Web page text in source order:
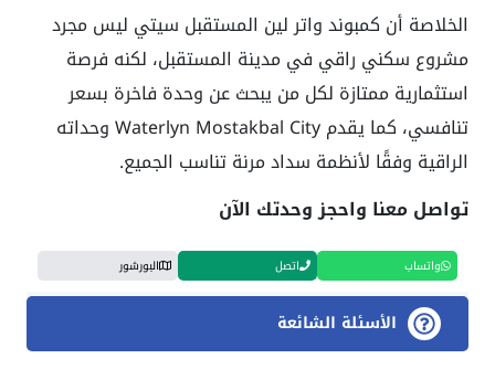
الخلاصة أن كمبوند واتر لين المستقبل سيتي ليس مجرد
مشروع سكني راقي في مدينة المستقبل، لكنه فرصة
استثمارية ممتازة لكل من يبحث عن وحدة فاخرة بسعر
تنافسي، كما يقدم Waterlyn Mostakbal City وحداته
الراقية وفقًا لأنظمة سداد مرنة تناسب الجميع.
تواصل معنا واحجز وحدتك الآن
واتساب اتصل البورشور
الأسئلة الشائعة